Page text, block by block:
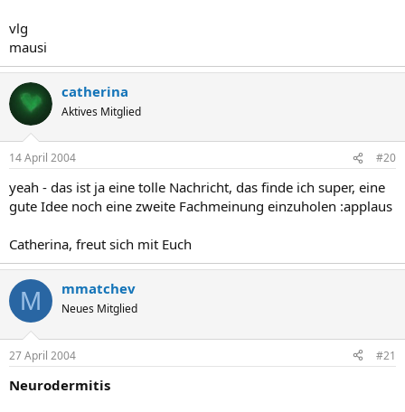
vlg
mausi
catherina
Aktives Mitglied
14 April 2004 #20
yeah - das ist ja eine tolle Nachricht, das finde ich super, eine
gute Idee noch eine zweite Fachmeinung einzuholen :applaus
Catherina, freut sich mit Euch
M mmatchev
Neues Mitglied
27 April 2004 #21
Neurodermitis